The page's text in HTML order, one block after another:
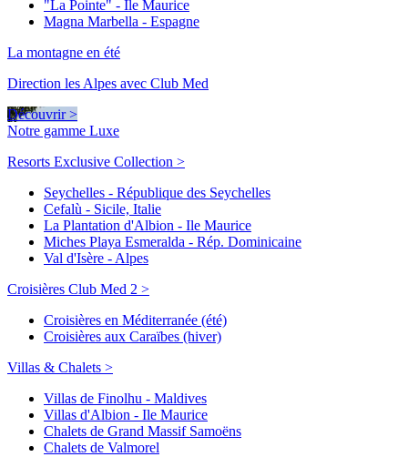
"La Pointe" - Ile Maurice
Magna Marbella - Espagne
La montagne en été
Direction les Alpes avec Club Med
Découvrir >
Notre gamme Luxe
Resorts Exclusive Collection >
Seychelles - République des Seychelles
Cefalù - Sicile, Italie
La Plantation d'Albion - Ile Maurice
Miches Playa Esmeralda - Rép. Dominicaine
Val d'Isère - Alpes
Croisières Club Med 2 >
Croisières en Méditerranée (été)
Croisières aux Caraïbes (hiver)
Villas & Chalets >
Villas de Finolhu - Maldives
Villas d'Albion - Ile Maurice
Chalets de Grand Massif Samoëns
Chalets de Valmorel